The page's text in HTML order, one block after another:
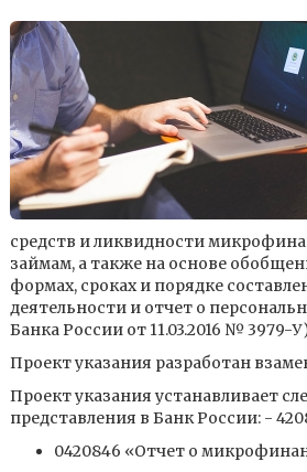
средств и ликвидности
займам, а также на основе
формах, сроках и порядке
деятельности и отчет о
Банка России от 11.03.2016 № 3979-
Проект указания разработан
Проект указания устанавливает
представления в Банк России: -
0420846 «Отчет о